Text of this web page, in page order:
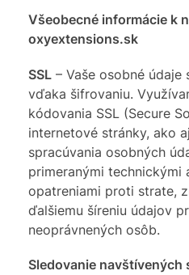
Všeobecné informácie k
oxyextensions.sk
SSL – Vaše osobné údaje
vďaka šifrovaniu.
kódovania SSL (Secure
internetové stránky, ako
spracúvania osobných
primeranými technickými
opatreniami proti strate,
ďalšiemu šíreniu údajov
neoprávnených osôb.
Sledovanie navštívených